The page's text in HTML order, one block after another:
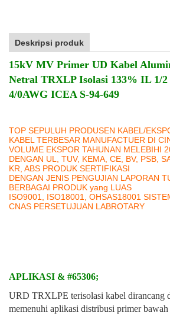
Deskripsi produk
15kV MV Primer UD Kabel
Netral TRXLP Isolasi 133% IL 1/
4/0AWG ICEA S-94-649
TOP SEPULUH PRODUSEN KABEL/
KABEL TERBESAR MANUFACTUER DI
VOLUME EKSPOR TAHUNAN MELEBIHI
DENGAN UL, TUV, KEMA, CE, BV, PSB,
KR, ABS PRODUK SERTIFIKASI
DENGAN JENIS PENGUJIAN LAPORAN
BERBAGAI PRODUK yang LUAS
ISO9001, ISO18001, OHSAS18001
CNAS PERSETUJUAN LABROTARY
APLIKASI & #65306;
URD TRXLPE terisolasi kabel dirancang
memenuhi aplikasi distribusi primer